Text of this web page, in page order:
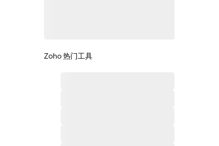
Zoho 热门工具